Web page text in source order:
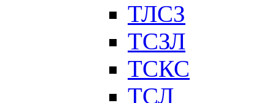
ТЛСЗ
ТСЗЛ
ТСКС
ТСЛ